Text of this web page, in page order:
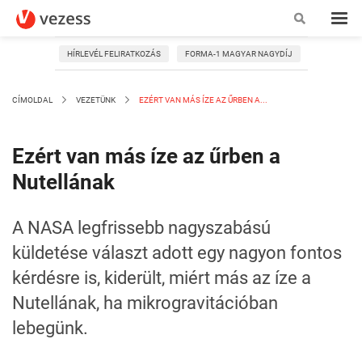
HÍRLEVÉL FELIRATKOZÁS FORMA-1 MAGYAR NAGYDÍJ
CÍMOLDAL VEZETÜNK EZÉRT VAN MÁS ÍZE AZ ŰRBEN A...
Ezért van más íze az űrben a
Nutellának
A NASA legfrissebb nagyszabású
küldetése választ adott egy nagyon fontos
kérdésre is, kiderült, miért más az íze a
Nutellának, ha mikrogravitációban
lebegünk.